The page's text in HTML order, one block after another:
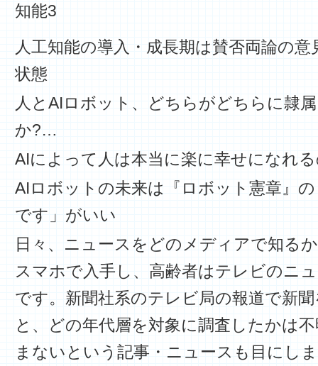
人工知能の導入・成長期は賛否両論の
状態
人とAIロボット、どちらがどちらに隷
か?…
AIによって人は本当に楽に幸せになれ
AIロボットの未来は『ロボット憲章』
です」がいい
日々、ニュースをどのメディアで知る
スマホで入手し、高齢者はテレビのニ
です。新聞社系のテレビ局の報道で新
と、どの年代層を対象に調査したかは
まないという記事・ニュースも目にし